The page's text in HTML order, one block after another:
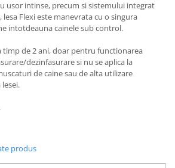
usor intinse, precum si sistemului integrat
lesa Flexi este manevrata cu o singura
intotdeauna cainele sub control.
timp de 2 ani, doar pentru functionarea
dezinfasurare si nu se aplica la
de caine sau de alta utilizare
produs